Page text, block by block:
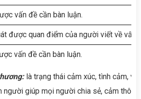
vấn đề cần bàn luận.
được quan điểm của người viết về vấn
vấn đề cần bàn luận.
là trạng thái cảm xúc, tình cảm, vẻ
người giúp mọi người chia sẻ, cảm thông